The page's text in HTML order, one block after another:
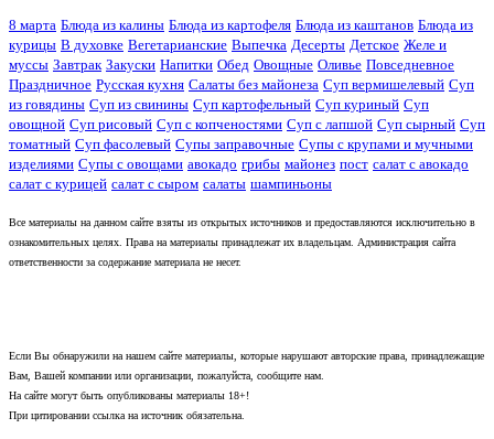
8 марта Блюда из калины Блюда из картофеля Блюда из каштанов Блюда из
курицы В духовке Вегетарианские Выпечка Десерты Детское Желе и
муссы Завтрак Закуски Напитки Обед Овощные Оливье Повседневное
Праздничное Русская кухня Салаты без майонеза Суп вермишелевый Суп
из говядины Суп из свинины Суп картофельный Суп куриный Суп
овощной Суп рисовый Суп с копченостями Суп с лапшой Суп сырный Суп
томатный Суп фасолевый Супы заправочные Супы с крупами и мучными
изделиями Супы с овощами авокадо грибы майонез пост салат с авокадо
салат с курицей салат с сыром салаты шампиньоны
Все материалы на данном сайте взяты из открытых источников и предоставляются исключительно в
ознакомительных целях. Права на материалы принадлежат их владельцам. Администрация сайта
ответственности за содержание материала не несет.
Если Вы обнаружили на нашем сайте материалы, которые нарушают авторские права, принадлежащие
Вам, Вашей компании или организации, пожалуйста, сообщите нам.
На сайте могут быть опубликованы материалы 18+!
При цитировании ссылка на источник обязательна.